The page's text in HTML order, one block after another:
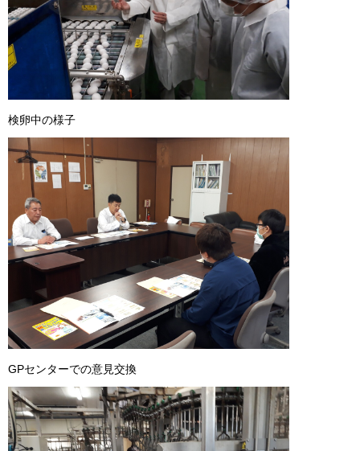
検卵中の様子
GPセンターでの意見交換